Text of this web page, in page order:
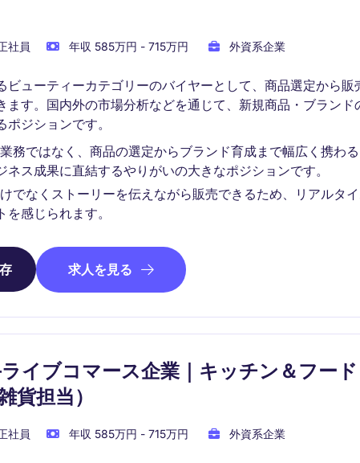
社員 年収 585万円 - 715万円 外資系企業
ビューティーカテゴリーのバイヤーとして、商品選定から販
ます。国内外の市場分析などを通じて、新規商品・ブランド
ジションです。
務ではなく、商品の選定からブランド育成まで幅広く携わ
ネス成果に直結するやりがいの大きなポジションです。
でなくストーリーを伝えながら販売できるため、リアルタ
感じられます。
求人を見る
イブコマース企業｜キッチン＆フー
貨担当）
社員 年収 585万円 - 715万円 外資系企業